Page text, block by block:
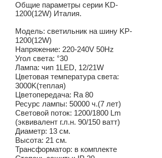
Общие параметры серии KD-
1200(12W) Италия.
Модель: светильник на шину KP-
1200(12W)
Напряжение: 220-240V 50Hz
Угол света: °30
Лампа: чип 1LED, 12/21W
Цветовая температура света:
3000K(теплая)
Цветопередача: Ra 80
Ресурс лампы: 50000 ч.(7 лет)
Световой поток: 1200/1800 Lm
(эквивалент г.л.н. 90/150 ватт)
Диаметр: 13 cм.
Высота: 21 см.
Трансформатор: в комплекте